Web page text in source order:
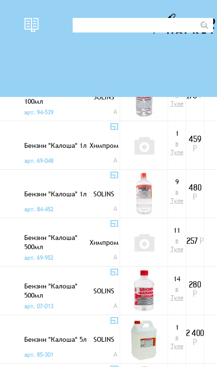
100мл
SOLINS
арт. 94-539
A
в
Туле
178Р
Бензин "Калоша" 1л Химпром
арт. 69-048
A
1
в
Туле
459
Р
Бензин "Калоша" 1л
SOLINS
арт. 84-452
A
9
в
Туле
480
Р
Бензин "Калоша"
500мл
Химпром
арт. 69-952
A
11
в
Туле
257 Р
Бензин "Калоша"
500мл
SOLINS
арт. 07-013
A
14
в
Туле
280
Р
Бензин "Калоша" 5л
SOLINS
арт. 85-301
A
1
в
Туле
2 400
Р